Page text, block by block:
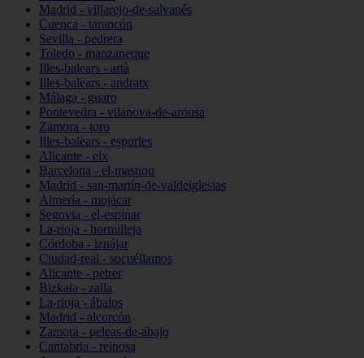
Madrid - villarejo-de-salvanés
Cuenca - tarancón
Sevilla - pedrera
Toledo - manzaneque
Illes-balears - artà
Illes-balears - andratx
Málaga - guaro
Pontevedra - vilanova-de-arousa
Zamora - toro
Illes-balears - esporles
Alicante - elx
Barcelona - el-masnou
Madrid - san-martín-de-valdeiglesias
Almería - mojácar
Segovia - el-espinar
La-rioja - hormilleja
Córdoba - iznájar
Ciudad-real - socuéllamos
Alicante - petrer
Bizkaia - zalla
La-rioja - ábalos
Madrid - alcorcón
Zamora - peleas-de-abajo
Cantabria - reinosa